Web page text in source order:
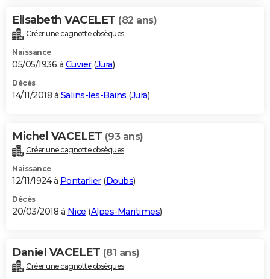
Elisabeth VACELET (82 ans)
Créer une cagnotte obsèques
Naissance
05/05/1936 à Cuvier(Jura)
Décès
14/11/2018 à Salins-les-Bains (Jura)
Michel VACELET (93 ans)
Créer une cagnotte obsèques
Naissance
12/11/1924 à Pontarlier(Doubs)
Décès
20/03/2018 à Nice (Alpes-Maritimes)
Daniel VACELET (81 ans)
Créer une cagnotte obsèques